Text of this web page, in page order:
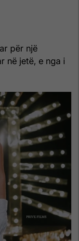
për një
në jetë, e nga i